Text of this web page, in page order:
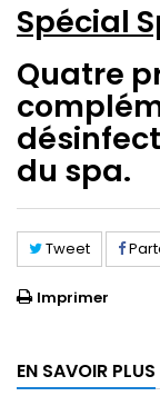
Spécial
Quatre
du spa.
Tweet
Imprimer
EN SAVOIR PLUS